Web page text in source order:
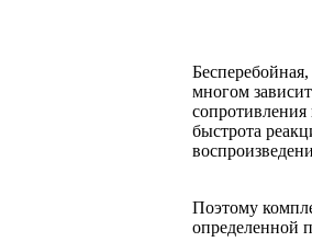
многом
быстрота
Поэтому
определенной